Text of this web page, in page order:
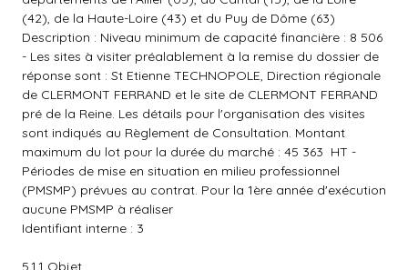
(42), de la Haute-Loire (43) et du Puy de Dôme (63)
Description : Niveau minimum de capacité financière : 8 506 
- Les sites à visiter préalablement à la remise du dossier de
réponse sont : St Etienne TECHNOPOLE, Direction régionale
de CLERMONT FERRAND et le site de CLERMONT FERRAND
pré de la Reine. Les détails pour l'organisation des visites
sont indiqués au Règlement de Consultation. Montant
maximum du lot pour la durée du marché : 45 363  HT -
Périodes de mise en situation en milieu professionnel
(PMSMP) prévues au contrat. Pour la 1ère année d'exécution
aucune PMSMP à réaliser
Identifiant interne : 3
5.1.1 Objet